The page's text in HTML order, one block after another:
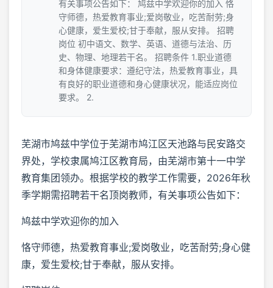
有关事项公告如下： 鸠兹中学欢迎你的加入 恪
守师德，热爱教育事业;爱岗敬业，吃苦耐劳;身
心健康，爱生爱校;甘于奉献，服从安排。 招聘
岗位 初中语文、数学、英语、道德与法治、历
史、物理、地理若干名。 招聘条件 1.职业道德
和身体健康要求：遵纪守法，热爱教育事业，具
有良好的职业道德和身心健康状况，能适应岗位
要求。 2.
芜湖市鸠兹中学位于芜湖市鸠江区天池路与民安路交
界处，学校隶属鸠江区教育局，由芜湖市第十一中学
教育集团领办。根据学校的教学工作需要，2026年秋
季学期需招聘若干名顶岗教师，有关事项公告如下：
鸠兹中学欢迎你的加入
恪守师德，热爱教育事业;爱岗敬业，吃苦耐劳;身心健
康，爱生爱校;甘于奉献，服从安排。